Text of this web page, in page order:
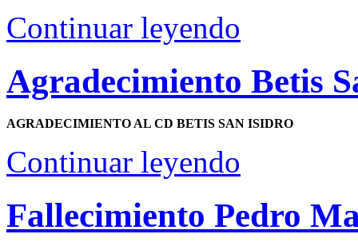
Continuar leyendo
Agradecimiento Betis
AGRADECIMIENTO AL CD BETIS SAN ISIDRO
Continuar leyendo
Fallecimiento Pedro